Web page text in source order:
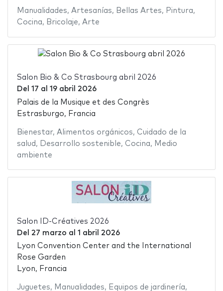
Manualidades, Artesanías, Bellas Artes, Pintura,
Cocina, Bricolaje, Arte
Salon Bio & Co Strasbourg abril 2026
Del 17 al 19 abril 2026
Palais de la Musique et des Congrès
Estrasburgo, Francia
Bienestar, Alimentos orgánicos, Cuidado de la
salud , Desarrollo sostenible, Cocina, Medio
ambiente
Salon ID-Créatives 2026
Del 27 marzo al 1 abril 2026
Lyon Convention Center and the International
Rose Garden
Lyon, Francia
Juguetes, Manualidades, Equipos de jardinería,